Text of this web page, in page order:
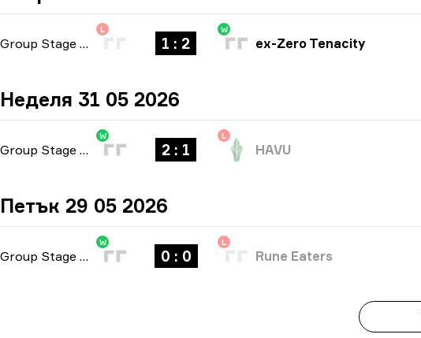
Group Stage
L
1 : 2
W
ex-Zero Tenacity
Неделя 31 05 2026
Group Stage bo3
W
2 : 1
L
HAVU
Петък 29 05 2026
Group Stage bo3
W
0 : 0
L
Rune Eaters